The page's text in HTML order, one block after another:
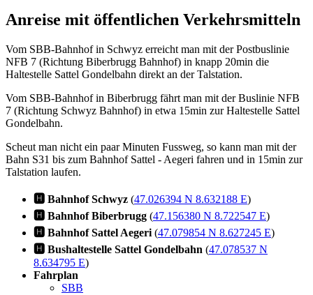
Anreise mit öffentlichen Verkehrsmitteln
Vom SBB-Bahnhof in Schwyz erreicht man mit der Postbuslinie
NFB 7 (Richtung Biberbrugg Bahnhof) in knapp 20min die
Haltestelle Sattel Gondelbahn direkt an der Talstation.
Vom SBB-Bahnhof in Biberbrugg fährt man mit der Buslinie NFB
7 (Richtung Schwyz Bahnhof) in etwa 15min zur Haltestelle Sattel
Gondelbahn.
Scheut man nicht ein paar Minuten Fussweg, so kann man mit der
Bahn S31 bis zum Bahnhof Sattel - Aegeri fahren und in 15min zur
Talstation laufen.
🅷 Bahnhof Schwyz (47.026394 N 8.632188 E)
🅷 Bahnhof Biberbrugg (47.156380 N 8.722547 E)
🅷 Bahnhof Sattel Aegeri (47.079854 N 8.627245 E)
🅷 Bushaltestelle Sattel Gondelbahn (47.078537 N
8.634795 E)
Fahrplan
SBB